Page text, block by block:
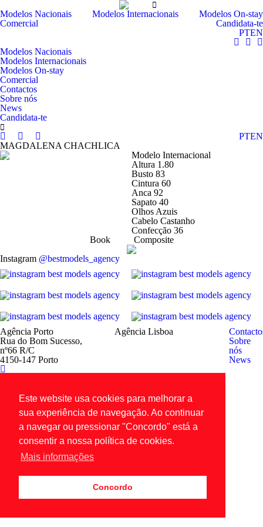
Este website usa cookies para melhorar a
sua experiência de navegação. Ao continuar
a navegar ou pressionar "Concordo" está a
consentir a nossa política de cookies.
Mais informações
Concordo
Modelos Nacionais Modelos Internacionais
Modelos On-stay
Comercial
Candidata-te
PTEN
Modelos Nacionais
Modelos Internacionais
Modelos On-stay
Comercial
Contactos
Sobre nós
News
Candidata-te
PTEN
MAGDALENA CHACHLICA
Modelo Internacional
Altura 1.80
Busto 83
Cintura 60
Anca 92
Sapato 40
Olhos Azuis
Cabelo Castanho
Confecção 36
Book
Composite
Instagram @bestmodels_agency
Agência Porto
Rua do Bom Sucesso,
nº66 R/C
4150-147 Porto
Agência Lisboa
Sobre
nós
News